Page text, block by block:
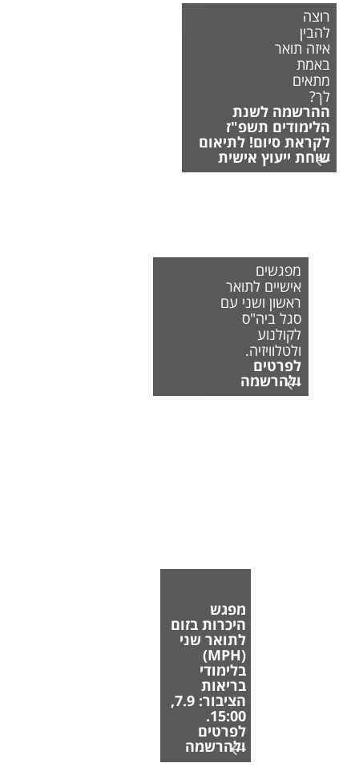
רוצה
להבין
איזה תואר
באמת
מתאים
לך?
ההרשמה לשנת
הלימודים תשפ"ז
לקראת סיום! לתיאום
שיחת ייעוץ אישית
מפגשים
אישיים לתואר
ראשון ושני עם
סגל ביה"ס
לקולנוע
ולטלוויזיה.
לפרטים
ולהרשמה
מפגש
היכרות בזום
לתואר שני
(MPH)
בלימודי
בריאות
הציבור: 7.9,
15:00.
לפרטים
ולהרשמה